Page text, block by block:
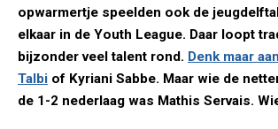
opwarmertje speelden ook de
elkaar in de Youth League. Daar loopt
bijzonder veel talent rond. Denk maar
Talbi of Kyriani Sabbe. Maar wie de
de 1-2 nederlaag was Mathis Servais.